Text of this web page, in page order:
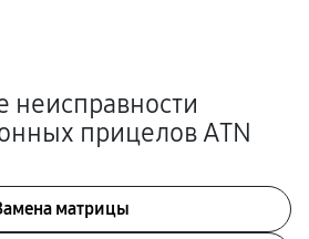
неисправности
прицелов ATN
матрицы